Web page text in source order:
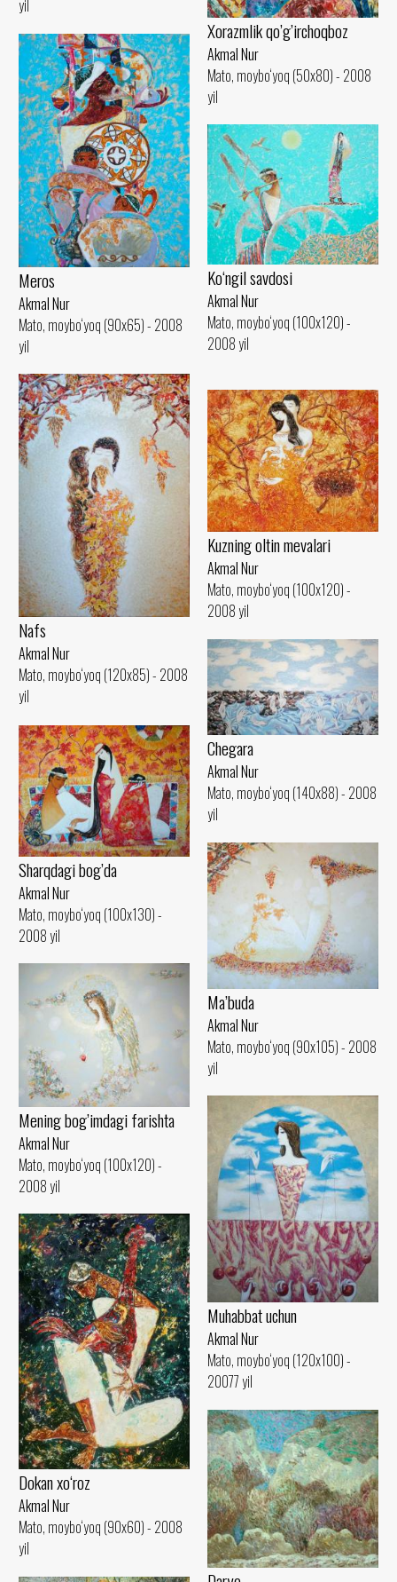
yil
Xorazmlik qo’g’irchoqboz
Akmal Nur
Mato, moybo‘yoq (50x80) - 2008
yil
Meros
Akmal Nur
Mato, moybo‘yoq (90x65) - 2008
yil
Ko‘ngil savdosi
Akmal Nur
Mato, moybo‘yoq (100x120) -
2008 yil
Nafs
Akmal Nur
Mato, moybo‘yoq (120x85) - 2008
yil
Kuzning oltin mevalari
Akmal Nur
Mato, moybo‘yoq (100x120) -
2008 yil
Chegara
Akmal Nur
Mato, moybo‘yoq (140x88) - 2008
yil
Sharqdagi bog’da
Akmal Nur
Mato, moybo‘yoq (100x130) -
2008 yil
Ma’buda
Akmal Nur
Mato, moybo‘yoq (90x105) - 2008
yil
Mening bog’imdagi farishta
Akmal Nur
Mato, moybo‘yoq (100x120) -
2008 yil
Muhabbat uchun
Akmal Nur
Mato, moybo‘yoq (120x100) -
20077 yil
Dokan xo‘roz
Akmal Nur
Mato, moybo‘yoq (90x60) - 2008
yil